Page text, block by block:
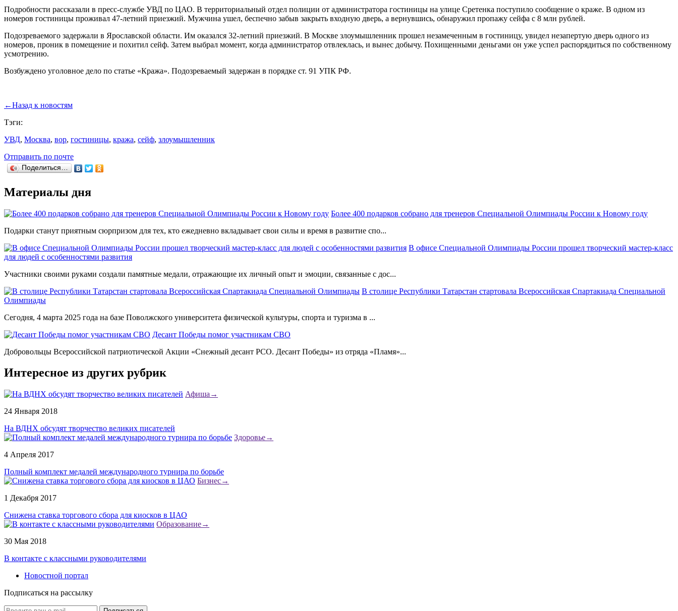
Подробности рассказали в пресс-службе УВД по ЦАО. В территориальный отдел полиции от администратора гостиницы на улице Сретенка поступило сообщение о краже. В одном из
номеров гостиницы проживал 47-летний приезжий. Мужчина ушел, беспечно забыв закрыть входную дверь, а вернувшись, обнаружил пропажу сейфа с 8 млн рублей.
Подозреваемого задержали в Ярославской области. Им оказался 32-летний приезжий. В Москве злоумышленник прошел незамеченным в гостиницу, увидел незапертую дверь одного из
номеров, проник в помещение и похитил сейф. Затем выбрал момент, когда администратор отвлеклась, и вынес добычу. Похищенными деньгами он уже успел распорядиться по собственному
усмотрению.
Возбуждено уголовное дело по статье «Кража». Подозреваемый задержан в порядке ст. 91 УПК РФ.
←Назад к новостям
Тэги:
УВД, Москва, вор, гостиницы, кража, сейф, злоумышленник
Отправить по почте
Поделиться…
Материалы дня
Более 400 подарков собрано для тренеров Специальной Олимпиады России к Новому году
Подарки станут приятным сюрпризом для тех, кто ежедневно вкладывает свои силы и время в развитие спо...
В офисе Специальной Олимпиады России прошел творческий мастер-класс
для людей с особенностями развития
Участники своими руками создали памятные медали, отражающие их личный опыт и эмоции, связанные с дос...
В столице Республики Татарстан стартовала Всероссийская Спартакиада Специальной
Олимпиады
Сегодня, 4 марта 2025 года на базе Поволжского университета физической культуры, спорта и туризма в ...
Десант Победы помог участникам СВО
Добровольцы Всероссийской патриотической Акции «Снежный десант РСО. Десант Победы» из отряда «Пламя»...
Интересное из других рубрик
Афиша →
24 Января 2018
На ВДНХ обсудят творчество великих писателей
Здоровье→
4 Апреля 2017
Полный комплект медалей международного турнира по борьбе
Бизнес→
1 Декабря 2017
Снижена ставка торгового сбора для киосков в ЦАО
Образование→
30 Мая 2018
В контакте с классными руководителями
Новостной портал
Подписаться на рассылку